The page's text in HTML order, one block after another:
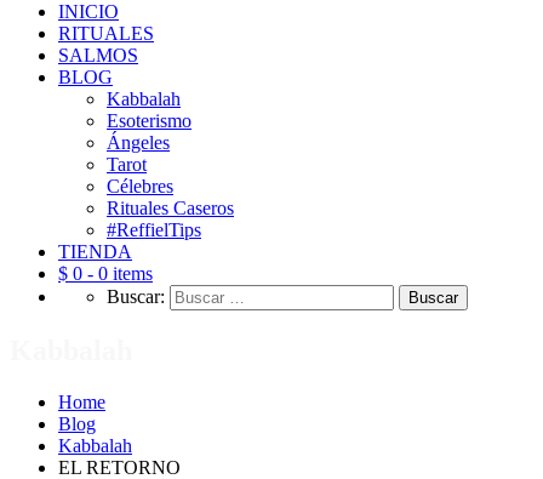
INICIO
RITUALES
SALMOS
BLOG
Kabbalah
Esoterismo
Ángeles
Tarot
Célebres
Rituales Caseros
#ReffielTips
TIENDA
$ 0 - 0 items
Buscar:
Home
Blog
Kabbalah
EL RETORNO